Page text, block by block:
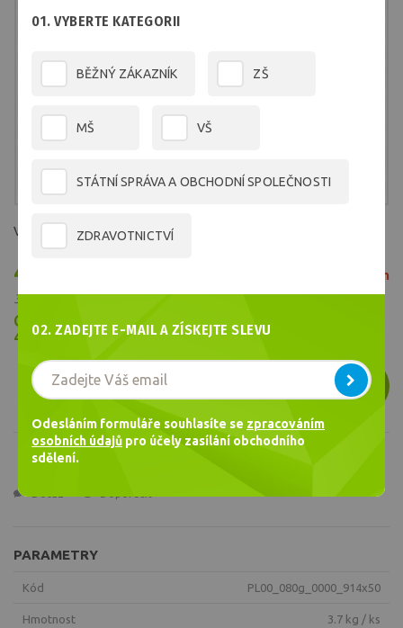
Vysoce kvalitní plotrový papír 80g/914x50m
Není skladem
447,07 Kč
369,48 Kč bez DPH
Cena celkem
447,07 Kč
DOTAZ NA PRODUKT
PARAMETRY
Kód PL00_080g_0000_914x50
Hmotnost 3.7 kg / ks
01. VYBERTE KATEGORII
BĚŽNÝ ZÁKAZNÍK ZŠ
MŠ VŠ
STÁTNÍ SPRÁVA A OBCHODNÍ SPOLEČNOSTI
ZDRAVOTNICTVÍ
02. ZADEJTE E-MAIL A ZÍSKEJTE SLEVU
Odesláním formuláře souhlasíte se zpracováním
osobních údajů pro účely zasílání obchodního
sdělení.